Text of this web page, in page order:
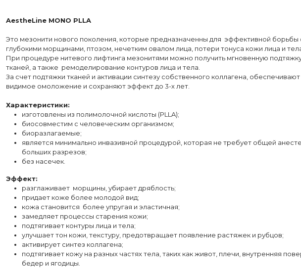
AestheLine MONO PLLA
Это мезонити нового поколения, которые предназначенны для эффективной борьбы
глубокими морщинами, птозом, нечетким овалом лица, потери тонуса кожи лица и
При процедуре нитевого лифтинга мезонитями можно получить мгновенную
тканей, а также ремоделирование контуров лица и тела.
За счет подтяжки тканей и активации синтезу собственного коллагена, обеспечивают
видимое омоложение и сохраняют эффект до 3-х лет.
Характеристики:
изготовлены из полимолочной кислоты (PLLA);
биосовместим с человеческим организмом;
биоразлагаемые;
является минимально инвазивной процедурой, которая не требует общей
больших разрезов;
без насечек.
Эффект:
разглаживает морщины, убирает дряблость;
придает коже более молодой вид;
кожа становится более упругая и эластичная;
замедляет процессы старения кожи;
подтягивает контуры лица и тела;
улучшает тон кожи, текстуру, предотвращает появление растяжек и рубцов;
активирует синтез коллагена;
подтягивает кожу на разных частях тела, таких как живот, плечи, внутренняя
бедер и ягодицы.